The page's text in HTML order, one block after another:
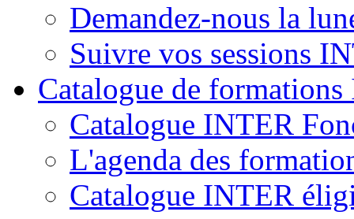
Demandez-nous la
Suivre vos sessions
Catalogue de
Catalogue INTER
L'agenda des
Catalogue INTER